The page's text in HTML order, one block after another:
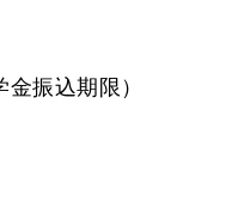
振込期限）